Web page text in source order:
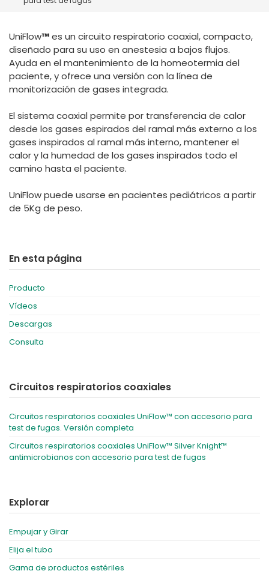
International English
UniFlow™es un circuito respiratorio coaxial, compacto,
diseñado para su uso en anestesia a bajos flujos.
Ayuda en el mantenimiento de la homeotermia del
paciente, y ofrece una versión con la línea de
monitorización de gases integrada.
El sistema coaxial permite por transferencia de calor
desde los gases espirados del ramal más externo a los
gases inspirados al ramal más interno, mantener el
calor y la humedad de los gases inspirados todo el
camino hasta el paciente.
UniFlow puede usarse en pacientes pediátricos a partir
de 5Kg de peso.
En esta página
Producto
Vídeos
Descargas
Consulta
Circuitos respiratorios coaxiales
Circuitos respiratorios coaxiales UniFlow™ con accesorio para
test de fugas. Versión completa
​Circuitos respiratorios coaxiales UniFlow™ Silver Knight™
antimicrobianos con accesorio para test de fugas
Explorar
Empujar y Girar
Elija el tubo
Gama de productos estériles